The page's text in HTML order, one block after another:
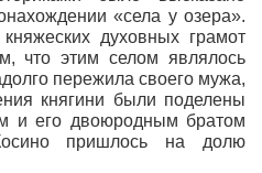
«села у озера».
духовных грамот
что этим селом являлось
пережила своего мужа,
княгини были поделены
и его двоюродным братом
пришлось на долю